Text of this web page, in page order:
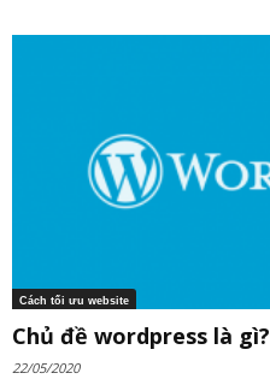
Cách tối ưu website
Chủ đề wordpress là gì?
22/05/2020